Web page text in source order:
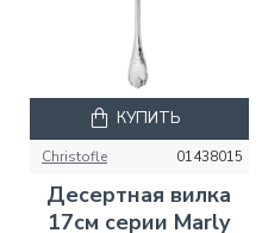
Christofle 01438015
Десертная вилка
17см серии Marly
КУПИТЬ